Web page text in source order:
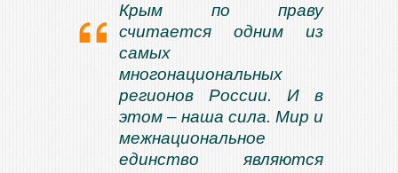
Крым по праву
считается одним из
самых
многонациональных
регионов России. И в
этом – наша сила. Мир и
межнациональное
единство являются